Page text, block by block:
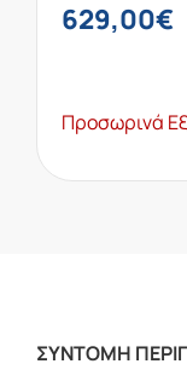
629,00€
Προσωρινά
ΣΥΝΤΟΜΗ